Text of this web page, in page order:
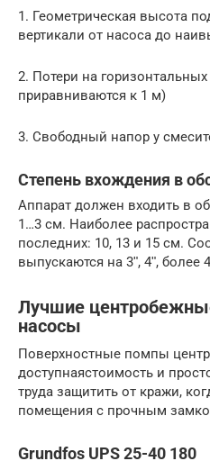
1. Геометрическая высота
вертикали от насоса до
2. Потери на горизонтальных
приравниваются к 1 м)
3. Свободный напор у
Степень вхождения в
Аппарат должен входить в
1…3 см. Наиболее
последних: 10, 13 и 15 см.
выпускаются на 3ʺ, 4ʺ, более
Лучшие
насосы
Поверхностные помпы
доступнаястоимость и
труда защитить от кражи,
помещения с прочным
Grundfos UPS 25-40 180